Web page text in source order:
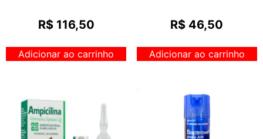
R$116,50
Adicionar ao carrinho
R$ 46,50
Adicionar ao carrinho